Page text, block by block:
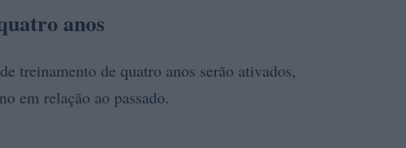
anos
treinamento de quatro anos serão ativados,
em relação ao passado.